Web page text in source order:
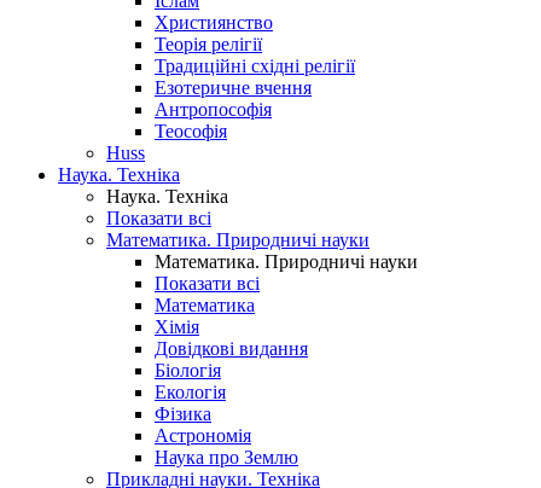
Християнство
Теорія релігії
Традиційні східні релігії
Езотеричне вчення
Антропософія
Теософія
Huss
Наука. Техніка
Наука. Техніка
Показати всі
Математика. Природничі науки
Математика. Природничі науки
Показати всі
Математика
Хімія
Довідкові видання
Біологія
Екологія
Фізика
Астрономія
Наука про Землю
Прикладні науки. Техніка